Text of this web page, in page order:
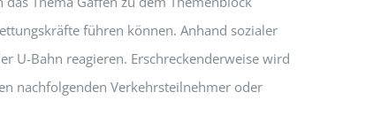
führen können. Anhand sozialer
U-Bahn reagieren. Erschreckenderweise wird
nachfolgenden Verkehrsteilnehmer oder